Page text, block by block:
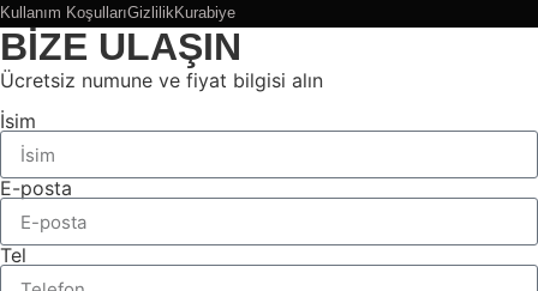
Kullanım KoşullarıGizlilikKurabiye
BİZE ULAŞIN
Ücretsiz numune ve fiyat bilgisi alın
İsim
E-posta
Tel